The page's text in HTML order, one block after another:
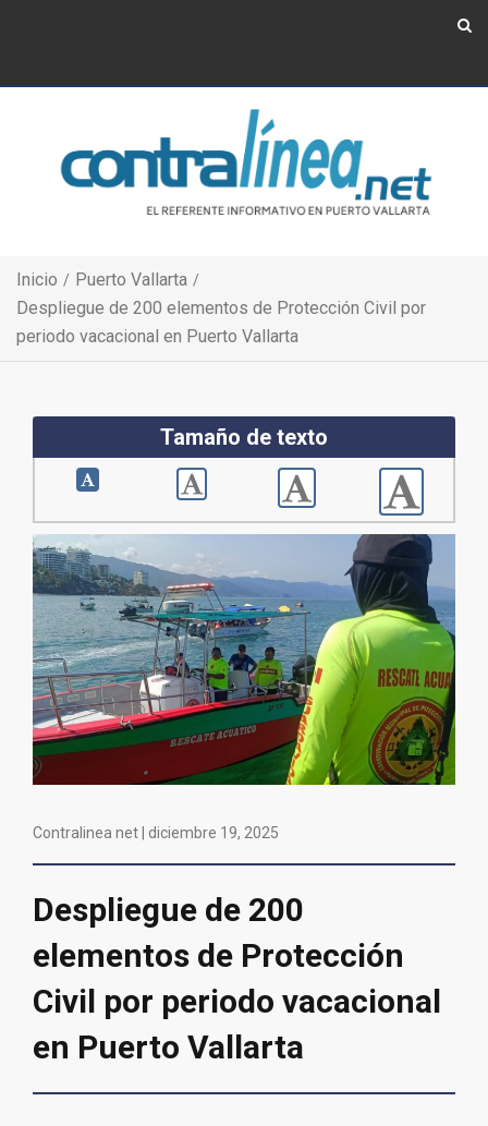
Inicio
Puerto Vallarta
Despliegue de 200 elementos de Protección Civil por
periodo vacacional en Puerto Vallarta
Tamaño de texto
Contralinea net | diciembre 19, 2025
Despliegue de 200
elementos de Protección
Civil por periodo vacacional
en Puerto Vallarta